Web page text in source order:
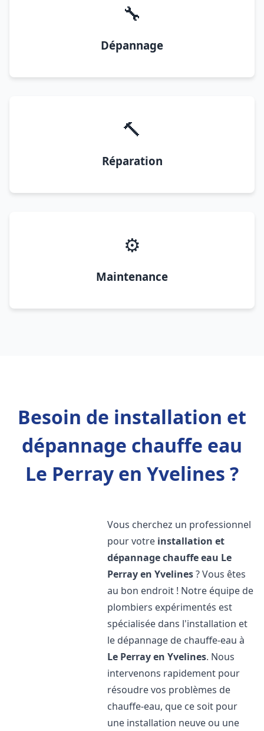
🔧
Dépannage
🔨
Réparation
⚙️
Maintenance
Besoin de installation et
dépannage chauffe eau
Le Perray en Yvelines ?
Vous cherchez un professionnel
pour votre installation et
dépannage chauffe eau Le
Perray en Yvelines? Vous êtes
au bon endroit ! Notre équipe de
plombiers expérimentés est
spécialisée dans l'installation et
le dépannage de chauffe-eau à
Le Perray en Yvelines. Nous
intervenons rapidement pour
résoudre vos problèmes de
chauffe-eau, que ce soit pour
une installation neuve ou une